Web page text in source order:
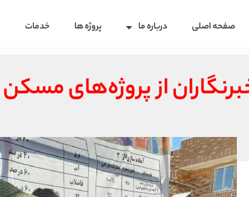
صفحه اصلی درباره ما پروژه ها خدمات
از پروژه‌های